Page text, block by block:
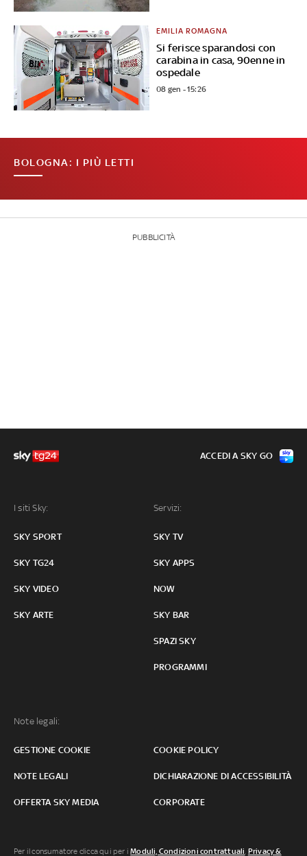
Si ferisce sparandosi con
carabina in casa, 90enne in
ospedale
EMILIA ROMAGNA
08 gen - 15:26
BOLOGNA: I PIÙ LETTI
PUBBLICITÀ
I siti Sky:
SKY SPORT
SKY TG24
SKY VIDEO
SKY ARTE
Servizi:
SKY TV
SKY APPS
NOW
SKY BAR
SPAZI SKY
PROGRAMMI
Note legali:
GESTIONE COOKIE COOKIE POLICY
NOTE LEGALI DICHIARAZIONE DI ACCESSIBILITÀ
OFFERTA SKY MEDIA CORPORATE
ACCEDI A SKY GO
Per il consumatore clicca qui per iModuli, Condizioni contrattuali, Privacy &